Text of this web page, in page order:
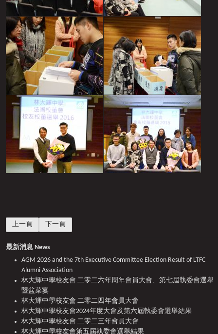
上一篇文章: 15th Anniversary Celebration cum Alumni Reunion Dinner
上一頁 下一篇文章: 「法團校董會」校友校董候選人資料公佈 及
下一頁
最新消息 News
AGM 2026 and the 7th Executive Committee Election Result of LTFC
Alumni Association
林大輝中學校友會 二零二六年周年會員大會、第七屆執委會選舉
暨盆菜宴
林大輝中學校友會 二零二四年會員大會
林大輝中學校友會2024年度大會及第六屆執委會選舉結果
林大輝中學校友會 二零二三年會員大會
林大輝中學校友會第五屆執委會選舉結果